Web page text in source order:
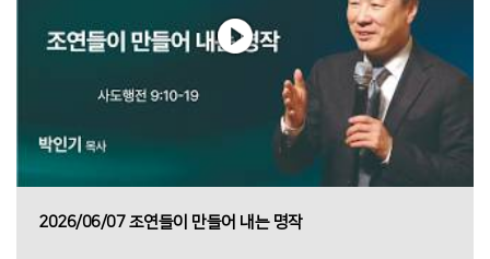
2026/06/07 조연들이 만들어 내는 명작